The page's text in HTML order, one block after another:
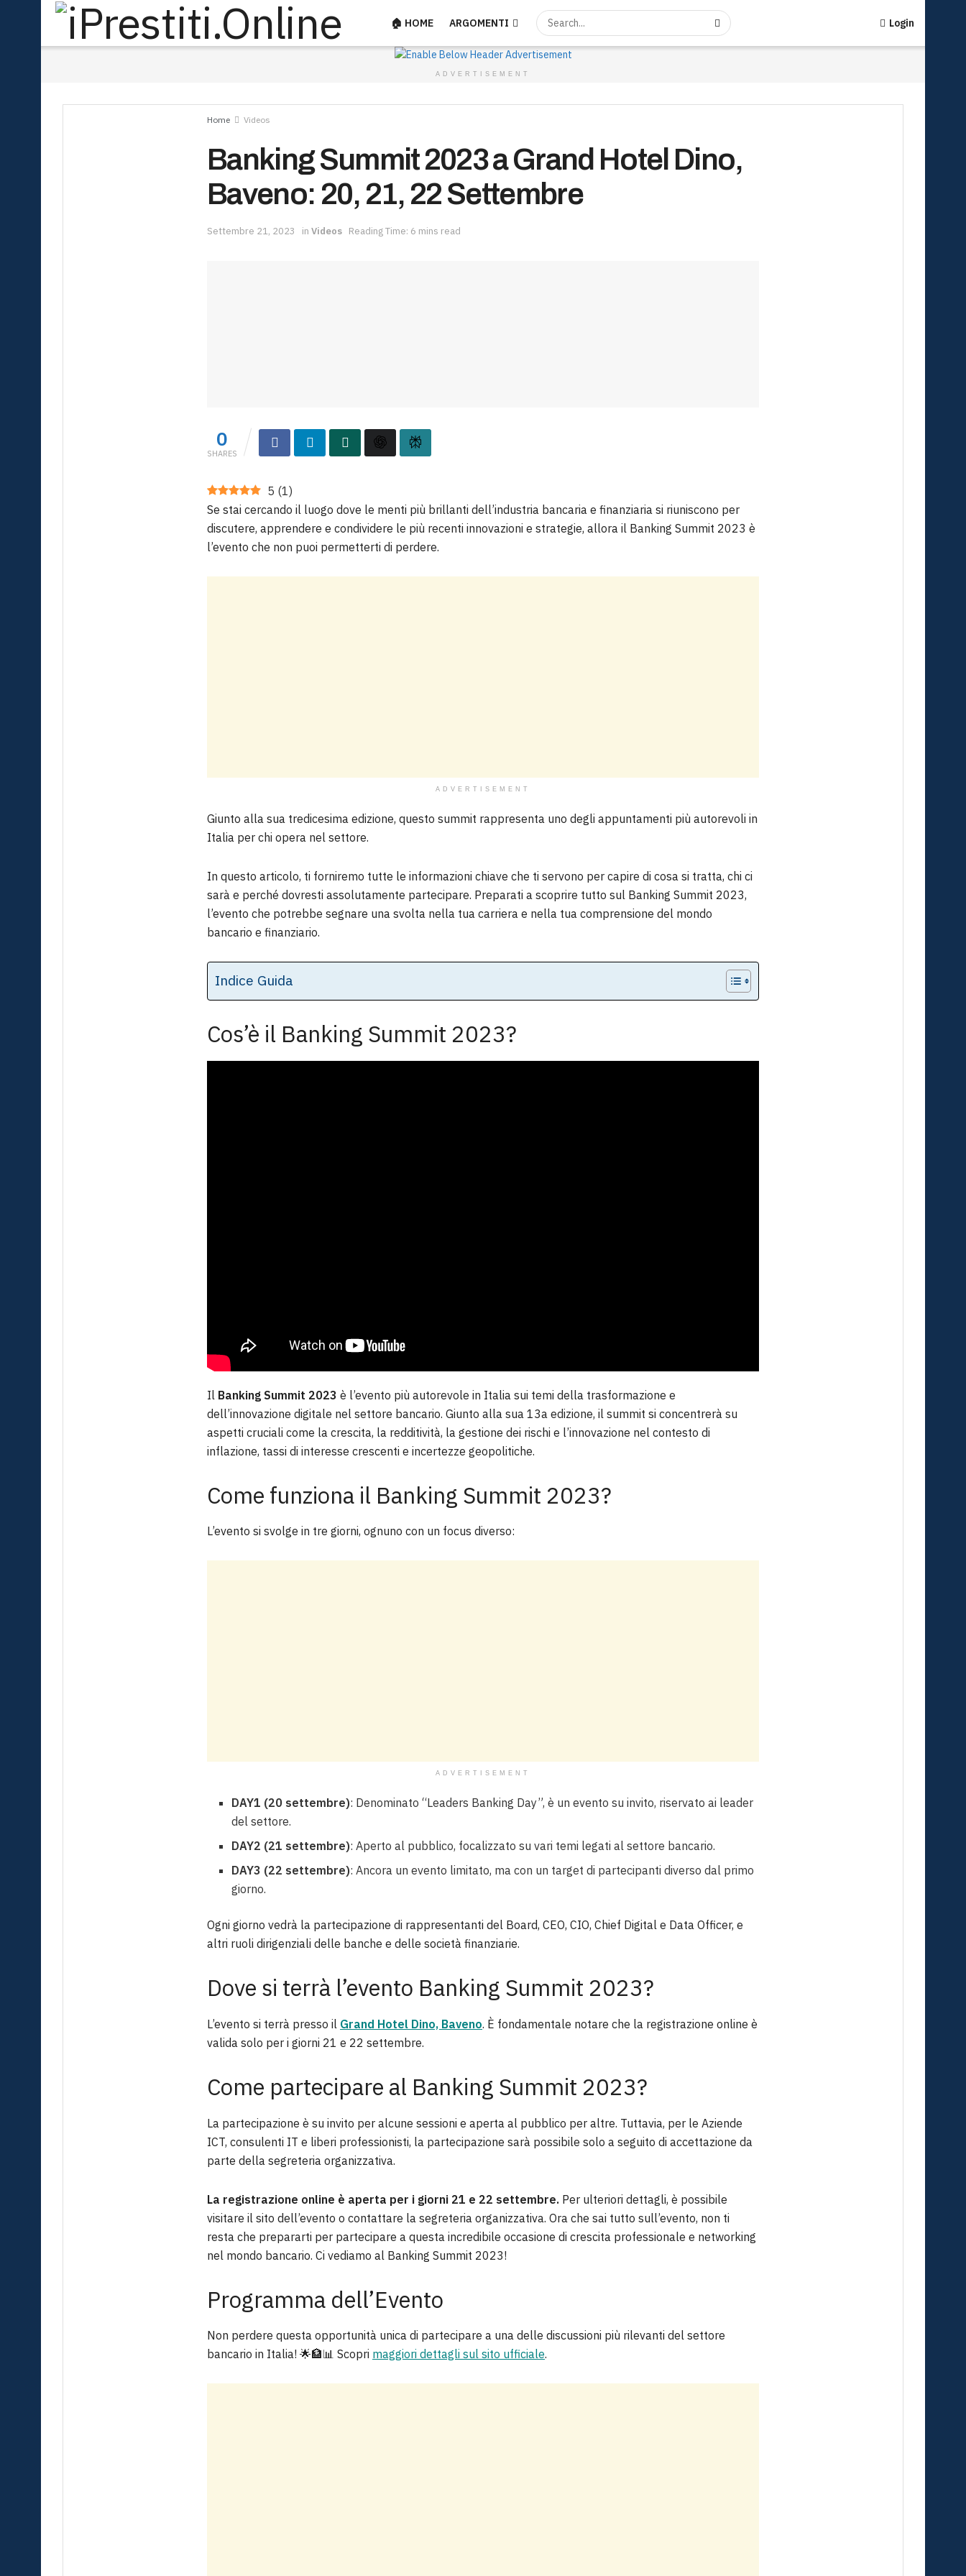
🏠 HOME ARGOMENTI Login
ADVERTISEMENT
Home Videos
Banking Summit 2023 a Grand Hotel Dino,
Baveno: 20, 21, 22 Settembre
Settembre 21, 2023 in Videos Reading Time: 6 mins read
0
SHARES
5 (1)
Se stai cercando il luogo dove le menti più brillanti dell’industria bancaria e finanziaria si riuniscono per
discutere, apprendere e condividere le più recenti innovazioni e strategie, allora il Banking Summit 2023 è
l’evento che non puoi permetterti di perdere.
ADVERTISEMENT
Giunto alla sua tredicesima edizione, questo summit rappresenta uno degli appuntamenti più autorevoli in
Italia per chi opera nel settore.
In questo articolo, ti forniremo tutte le informazioni chiave che ti servono per capire di cosa si tratta, chi ci
sarà e perché dovresti assolutamente partecipare. Preparati a scoprire tutto sul Banking Summit 2023,
l’evento che potrebbe segnare una svolta nella tua carriera e nella tua comprensione del mondo
bancario e finanziario.
Indice Guida
Cos’è il Banking Summit 2023?
Il Banking Summit 2023 è l’evento più autorevole in Italia sui temi della trasformazione e
dell’innovazione digitale nel settore bancario. Giunto alla sua 13a edizione, il summit si concentrerà su
aspetti cruciali come la crescita, la redditività, la gestione dei rischi e l’innovazione nel contesto di
inflazione, tassi di interesse crescenti e incertezze geopolitiche.
Come funziona il Banking Summit 2023?
L’evento si svolge in tre giorni, ognuno con un focus diverso:
ADVERTISEMENT
DAY1 (20 settembre): Denominato “Leaders Banking Day”, è un evento su invito, riservato ai leader
del settore.
DAY2 (21 settembre): Aperto al pubblico, focalizzato su vari temi legati al settore bancario.
DAY3 (22 settembre): Ancora un evento limitato, ma con un target di partecipanti diverso dal primo
giorno.
Ogni giorno vedrà la partecipazione di rappresentanti del Board, CEO, CIO, Chief Digital e Data Officer, e
altri ruoli dirigenziali delle banche e delle società finanziarie.
Dove si terrà l’evento Banking Summit 2023?
L’evento si terrà presso il Grand Hotel Dino, Baveno. È fondamentale notare che la registrazione online è
valida solo per i giorni 21 e 22 settembre.
Come partecipare al Banking Summit 2023?
La partecipazione è su invito per alcune sessioni e aperta al pubblico per altre. Tuttavia, per le Aziende
ICT, consulenti IT e liberi professionisti, la partecipazione sarà possibile solo a seguito di accettazione da
parte della segreteria organizzativa.
La registrazione online è aperta per i giorni 21 e 22 settembre. Per ulteriori dettagli, è possibile
visitare il sito dell’evento o contattare la segreteria organizzativa. Ora che sai tutto sull’evento, non ti
resta che prepararti per partecipare a questa incredibile occasione di crescita professionale e networking
nel mondo bancario. Ci vediamo al Banking Summit 2023!
Programma dell’Evento
Non perdere questa opportunità unica di partecipare a una delle discussioni più rilevanti del settore
bancario in Italia! 🌟🏦📊 Scopri maggiori dettagli sul sito ufficiale.